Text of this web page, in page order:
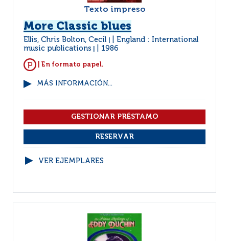
Texto impreso
More Classic blues
Ellis, Chris Bolton, Cecil
England : International
music publications
1986
| En formato papel.
MÁS INFORMACIÓN...
VER EJEMPLARES